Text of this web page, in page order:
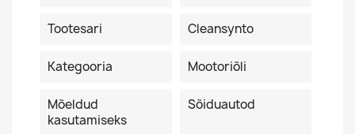
Tootesari Cleansynto
Kategooria Mootoriõli
Mõeldud
kasutamiseks
Sõiduautod